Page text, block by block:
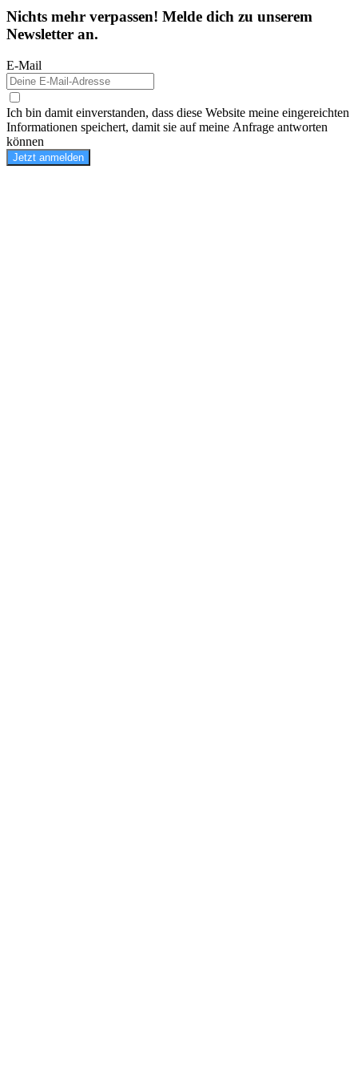
Nichts mehr verpassen! Melde dich zu unserem
Newsletter an.
E-Mail
Ich bin damit einverstanden, dass diese Website meine eingereichten
Informationen speichert, damit sie auf meine Anfrage antworten
können
Jetzt anmelden